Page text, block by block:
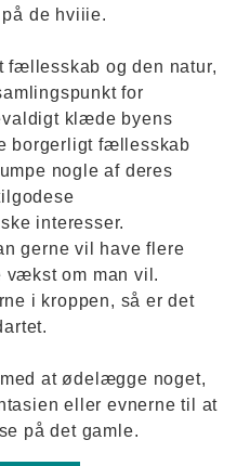
de hviiie.
og den natur,
for
klæde byens
borgerligt fællesskab
nogle af deres
interesser.
gerne vil have flere
vækst om man vil.
i kroppen, så er det
at ødelægge noget,
eller evnerne til at
på det gamle.